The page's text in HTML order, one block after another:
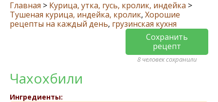
Главная > Курица, утка, гусь, кролик, индейка >
Тушеная курица, индейка, кролик, Хорошие
рецепты на каждый день, грузинская кухня
Сохранить
рецепт
8 человек сохранили
Чахохбили
Ингредиенты: